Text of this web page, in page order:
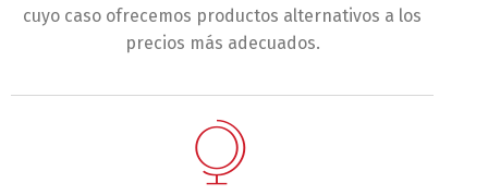
cuyo caso ofrecemos productos alternativos a los
precios más adecuados.